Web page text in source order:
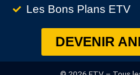
Les Bons Plans ETV
DEVENIR